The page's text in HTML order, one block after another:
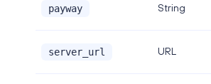
payway String
server_url URL